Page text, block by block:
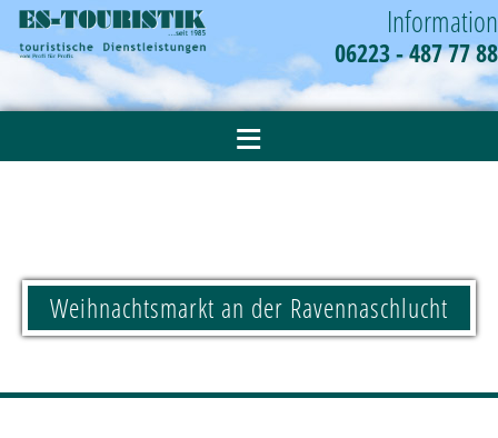
Information
06223 - 487 77 88
≡
Weihnachtsmarkt an der Ravennaschlucht